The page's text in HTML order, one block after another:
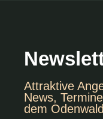
Attraktive
News,
dem Odenwald